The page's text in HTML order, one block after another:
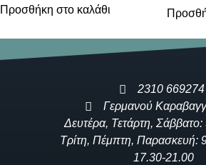
Προσθήκη στο καλάθι
2310 669274
Γερμανού
Δευτέρα, Τετάρτη,
Τρίτη, Πέμπτη, Παρασκευή:
17.30-21.00